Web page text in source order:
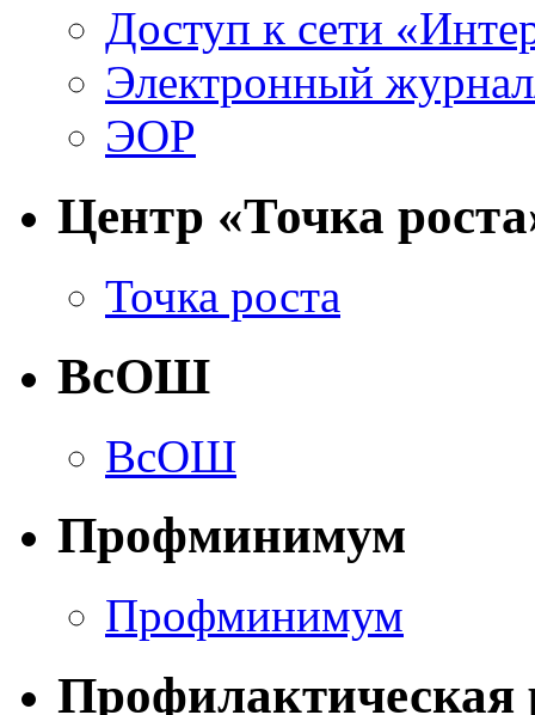
Доступ к сети
Электронный
ЭОР
Центр «Точка
Точка роста
ВсОШ
ВсОШ
Профминимум
Профминимум
Профилактическая